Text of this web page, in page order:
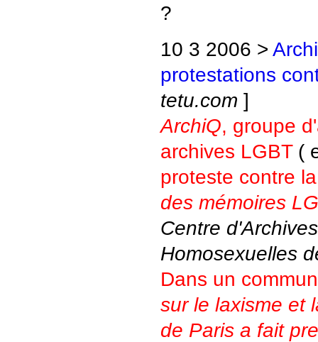
?
10 3 2006 >
protestations
tetu.com ]
ArchiQ, groupe
archives LGBT(
proteste contre
des mémoires
Centre
Homosexuelles
Dans un
sur le laxisme et
de Paris a fait